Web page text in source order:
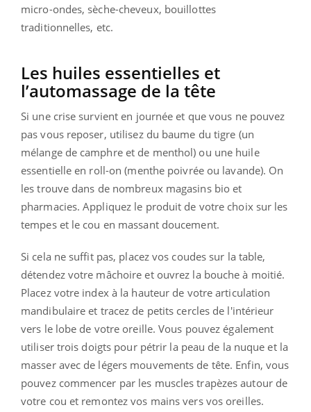
micro-ondes, sèche-cheveux, bouillottes
traditionnelles, etc.
Les huiles essentielles et
l’automassage de la tête
Si une crise survient en journée et que vous ne pouvez
pas vous reposer, utilisez du baume du tigre (un
mélange de camphre et de menthol) ou une huile
essentielle en roll-on (menthe poivrée ou lavande). On
les trouve dans de nombreux magasins bio et
pharmacies. Appliquez le produit de votre choix sur les
tempes et le cou en massant doucement.
Si cela ne suffit pas, placez vos coudes sur la table,
détendez votre mâchoire et ouvrez la bouche à moitié.
Placez votre index à la hauteur de votre articulation
mandibulaire et tracez de petits cercles de l'intérieur
vers le lobe de votre oreille. Vous pouvez également
utiliser trois doigts pour pétrir la peau de la nuque et la
masser avec de légers mouvements de tête. Enfin, vous
pouvez commencer par les muscles trapèzes autour de
votre cou et remontez vos mains vers vos oreilles.